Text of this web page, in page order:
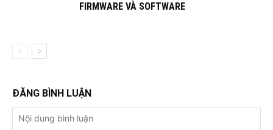
FIRMWARE VÀ SOFTWARE
ĐĂNG BÌNH LUẬN